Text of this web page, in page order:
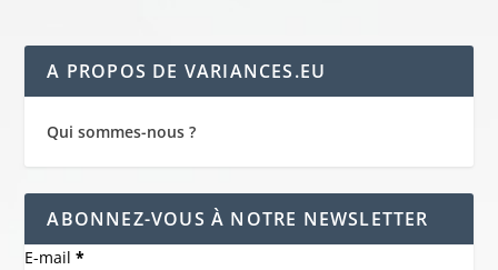
A PROPOS DE VARIANCES.EU
Qui sommes-nous ?
ABONNEZ-VOUS À NOTRE NEWSLETTER
E-mail*